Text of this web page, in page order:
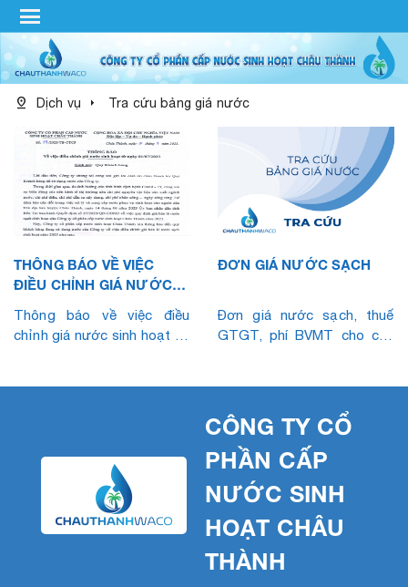
menu
pin_drop Dịch vụ arrow_right Tra cứu bảng giá nước
THÔNG BÁO VỀ VIỆC
ĐIỀU CHỈNH GIÁ NƯỚC
01/7/2023
Thông báo về việc điều
chỉnh giá nước sinh hoạt từ
ĐƠN GIÁ NƯỚC SẠCH
Đơn giá nước sạch, thuế
GTGT, phí BVMT cho các
CÔNG TY CỔ
PHẦN CẤP
NƯỚC SINH
HOẠT CHÂU
THÀNH